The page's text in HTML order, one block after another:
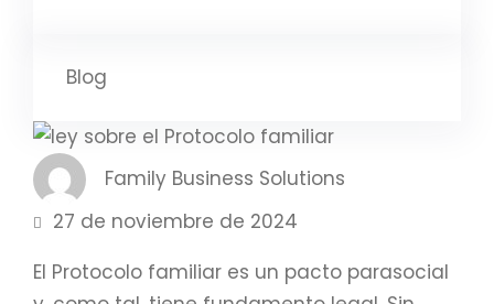
Blog
Family Business Solutions
27 de noviembre de 2024
El Protocolo familiar es un pacto parasocial